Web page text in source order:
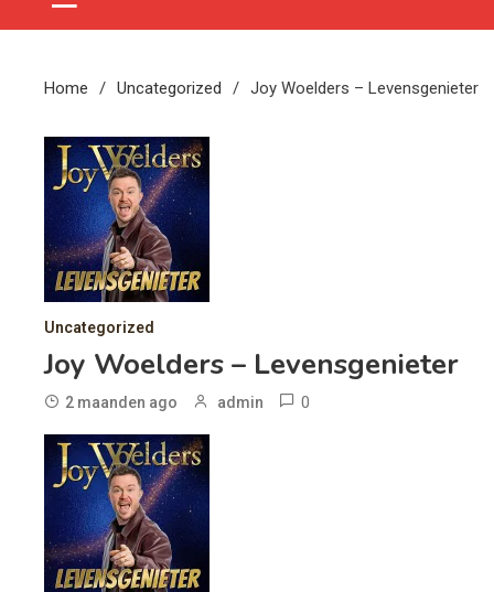
Home Uncategorized Joy Woelders – Levensgenieter
Uncategorized
Joy Woelders – Levensgenieter
2 maanden ago admin 0